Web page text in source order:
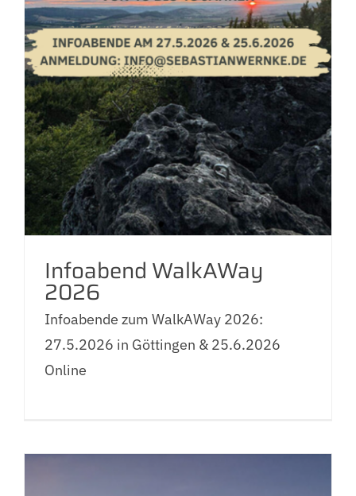
Infoabend WalkAWay
2026
Infoabende zum WalkAWay 2026:
27.5.2026 in Göttingen & 25.6.2026
Online